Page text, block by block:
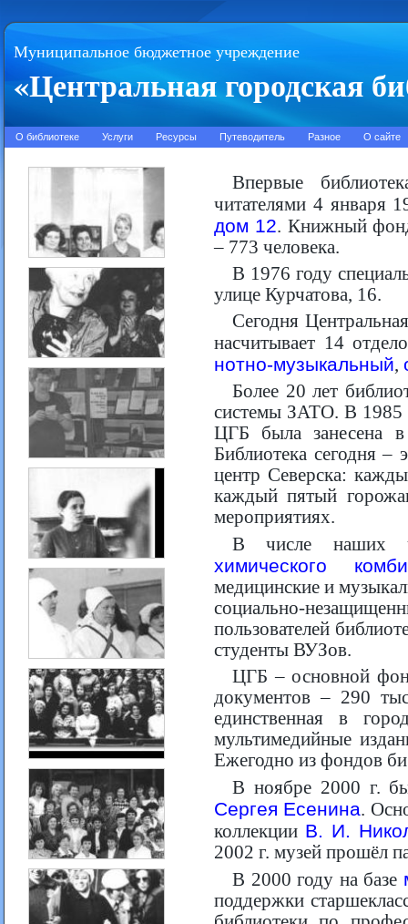
Муниципальное бюджетное учреждение
«Центральная городская
О библиотеке Услуги Ресурсы Путеводитель Разное О сайте
Впервые
читателями 4 января
дом 12. Книжный фонд
– 773 человека.
В 1976 году
улице Курчатова, 16.
Сегодня
насчитывает 14
нотно-музыкальный,
Более 20 лет
системы ЗАТО. В 1985
ЦГБ была занесена
Библиотека сегодня
центр Северска:
каждый пятый
мероприятиях.
В числе наших
химического
медицинские и
социально-
пользователей
студенты ВУЗов.
ЦГБ – основной
документов – 290
единственная в
мультимедийные
Ежегодно из фондов
В ноябре 2000 г.
Сергея Есенина.
коллекции В. И.
2002 г. музей прошёл
В 2000 году на базе
поддержки